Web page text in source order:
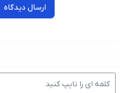
ارسال دیدگاه